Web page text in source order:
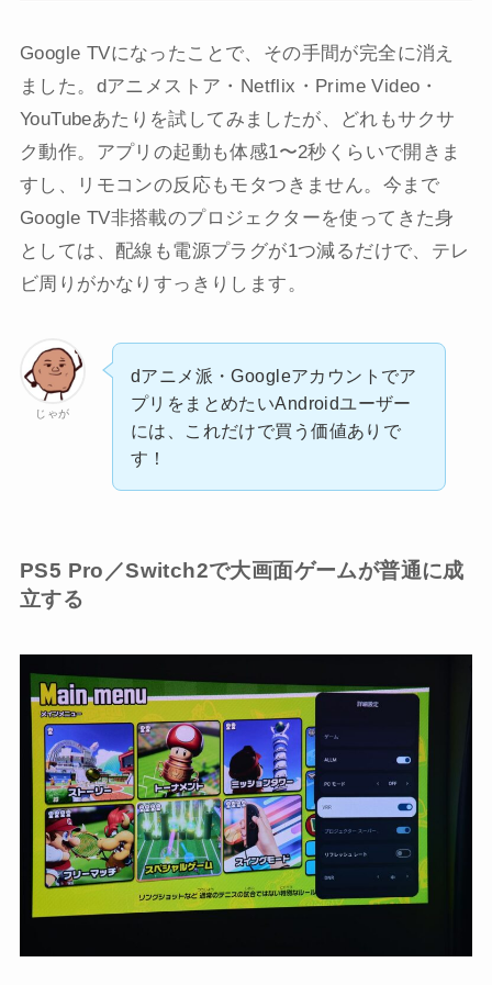
Google TVになったことで、その手間が完全に消え
ました。dアニメストア・Netflix・Prime Video・
YouTubeあたりを試してみましたが、どれもサクサ
ク動作。アプリの起動も体感1〜2秒くらいで開きま
すし、リモコンの反応もモタつきません。今まで
Google TV非搭載のプロジェクターを使ってきた身
としては、配線も電源プラグが1つ減るだけで、テレ
ビ周りがかなりすっきりします。
じゃが
dアニメ派・Googleアカウントでア
プリをまとめたいAndroidユーザー
には、これだけで買う価値ありで
す！
PS5 Pro／Switch2で大画面ゲームが普通に成
立する